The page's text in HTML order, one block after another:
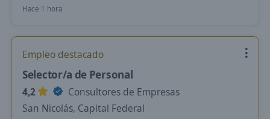
Hace 1 hora
Empleo destacado
Selector/a de Personal
4,2
Consultores de Empresas
San Nicolás, Capital Federal